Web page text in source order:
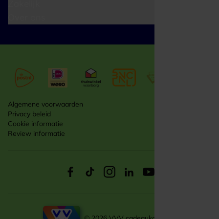
Algemene voorwaarden
Privacy beleid
Cookie informatie
Review informatie